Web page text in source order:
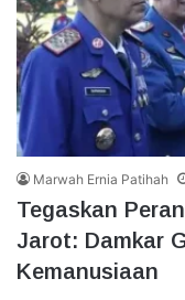
Marwah Ernia Patihah
Tegaskan
Jarot: Damkar
Kemanusiaan